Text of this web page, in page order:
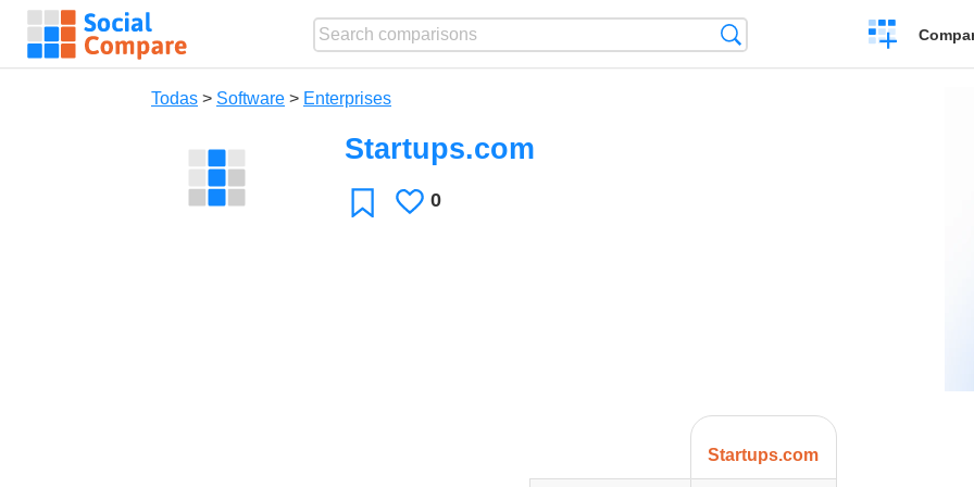
Crear
una
Todas > Software > Enterprises
Startups.com
Favoritos
Le
0
Startups.com